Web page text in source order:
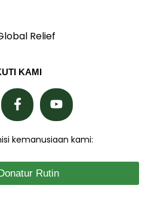
Relief
KAMI
kemanusiaan kami:
Rutin